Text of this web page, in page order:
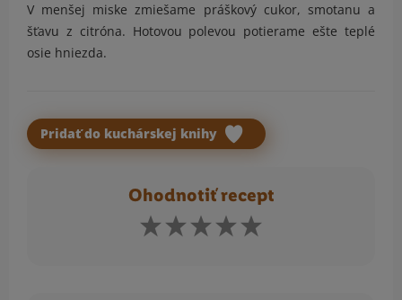
V menšej miske zmiešame práškový cukor, smotanu a
šťavu z citróna. Hotovou polevou potierame ešte teplé
osie hniezda.
Pridať do kuchárskej knihy
Ohodnotiť recept